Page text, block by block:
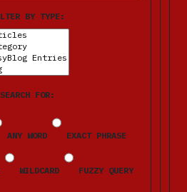
BY TYPE:
SEARCH FOR:
ANY WORD EXACT PHRASE
WILDCARD FUZZY QUERY